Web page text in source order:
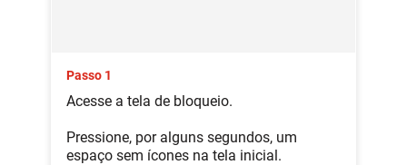
Passo 1
Acesse a tela de bloqueio.
Pressione, por alguns segundos, um
espaço sem ícones na tela inicial.